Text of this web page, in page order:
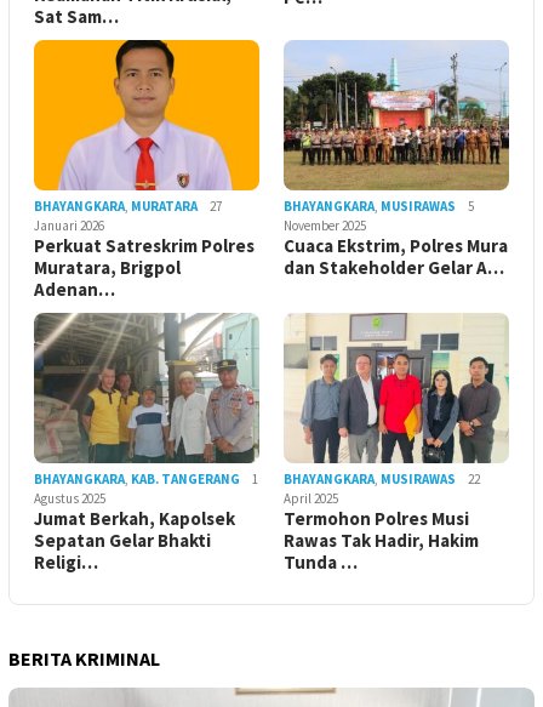
Sat Sam…
BHAYANGKARA, MURATARA
27
Januari 2026
Perkuat Satreskrim Polres
Muratara, Brigpol
Adenan…
BHAYANGKARA, MUSIRAWAS
5
November 2025
Cuaca Ekstrim, Polres Mura
dan Stakeholder Gelar A…
BHAYANGKARA, KAB. TANGERANG
1
Agustus 2025
Jumat Berkah, Kapolsek
Sepatan Gelar Bhakti
Religi…
BHAYANGKARA, MUSIRAWAS
22
April 2025
Termohon Polres Musi
Rawas Tak Hadir, Hakim
Tunda …
BERITA KRIMINAL